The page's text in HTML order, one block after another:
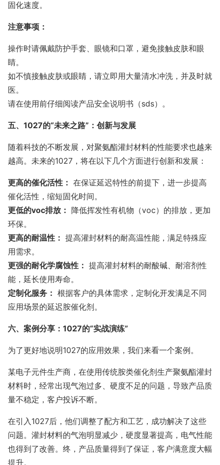
固化速度。
注意事项：
操作时请佩戴防护手套、眼镜和口罩，避免接触皮肤和眼
睛。
如不慎接触皮肤或眼睛，请立即用大量清水冲洗，并及时就
医。
请在使用前仔细阅读产品安全说明书（sds）。
五、1027的“未来之路”：创新与发展
随着科技的不断发展，对聚氨酯灌封材料的性能要求也越来
越高。未来的1027，将在以下几个方面进行创新和发展：
更高的催化活性： 在保证延迟特性的前提下，进一步提高
催化活性，缩短固化时间。
更低的voc排放： 降低挥发性有机物（voc）的排放，更加
环保。
更高的耐温性： 提高灌封材料的耐高温性能，满足特殊应
用需求。
更强的耐化学腐蚀性： 提高灌封材料的耐酸碱、耐溶剂性
能，延长使用寿命。
定制化服务： 根据客户的具体需求，定制化开发满足不同
应用场景的延迟胺催化剂。
六、案例分享：1027的“实战演练”
为了更好地说明1027的应用效果，我们来看一个案例。
某电子元件生产商，在使用传统胺类催化剂生产聚氨酯灌封
材料时，经常出现气泡过多、硬度不足的问题，导致产品质
量不稳定，客户投诉不断。
在引入1027后，他们调整了配方和工艺，成功解决了这些
问题。灌封材料的气泡明显减少，硬度显著提高，电气性能
也得到了改善。终，产品质量得到了保证，客户满意度大幅
提升。